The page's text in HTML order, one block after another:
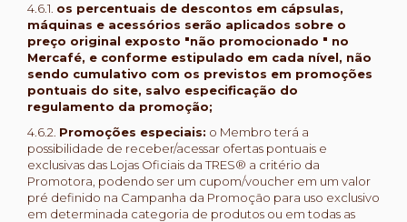
4.6.1. os percentuais de descontos em cápsulas,
máquinas e acessórios serão aplicados sobre o
preço original exposto "não promocionado " no
Mercafé, e conforme estipulado em cada nível, não
sendo cumulativo com os previstos em promoções
pontuais do site, salvo especificação do
regulamento da promoção;
4.6.2. Promoções especiais: o Membro terá a
possibilidade de receber/acessar ofertas pontuais e
exclusivas das Lojas Oficiais da TRES® a critério da
Promotora, podendo ser um cupom/voucher em um valor
pré definido na Campanha da Promoção para uso exclusivo
em determinada categoria de produtos ou em todas as